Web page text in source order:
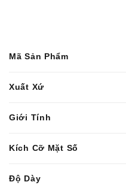
Mã Sản Phẩm
Xuất Xứ
Giới Tính
Kích Cỡ Mặt Số
Độ Dày